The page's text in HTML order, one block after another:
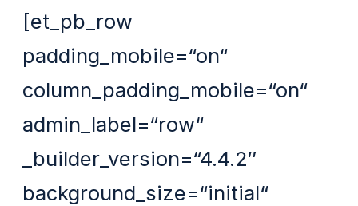
[et_pb_row
padding_mobile=“on“
column_padding_mobile=“on“
admin_label=“row“
_builder_version=“4.4.2″
background_size=“initial“